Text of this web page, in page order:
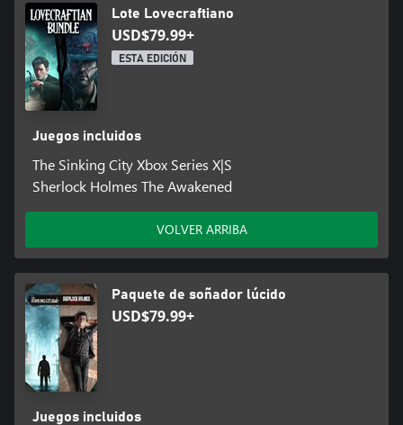
Lote Lovecraftiano
USD$79.99+
ESTA EDICIÓN
Juegos incluidos
The Sinking City Xbox Series X|S
Sherlock Holmes The Awakened
VOLVER ARRIBA
Paquete de soñador lúcido
USD$79.99+
Juegos incluidos